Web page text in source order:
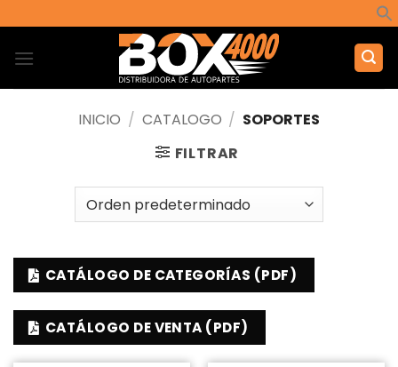
al
contenido
INICIO / CATALOGO / SOPORTES
FILTRAR
CATÁLOGO DE CATEGORÍAS (PDF)
CATÁLOGO DE VENTA (PDF)